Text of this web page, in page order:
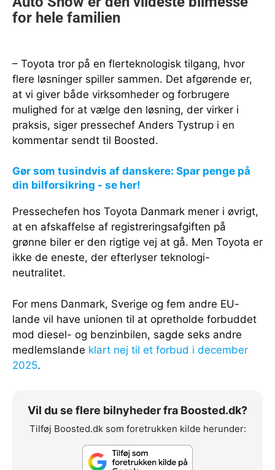
– Toyota tror på en flerteknologisk tilgang, hvor
flere løsninger spiller sammen. Det afgørende er,
at vi giver både virksomheder og forbrugere
mulighed for at vælge den løsning, der virker i
praksis, siger pressechef Anders Tystrup i en
kommentar sendt til Boosted.
Gør som tusindvis af danskere: Spar penge på
din bilforsikring - se her!
Pressechefen hos Toyota Danmark mener i øvrigt,
at en afskaffelse af registreringsafgiften på
grønne biler er den rigtige vej at gå. Men Toyota er
ikke de eneste, der efterlyser teknologi-
neutralitet.
For mens Danmark, Sverige og fem andre EU-
lande vil have unionen til at opretholde forbuddet
mod diesel- og benzinbilen, sagde seks andre
medlemslande klart nej til et forbud i december
2025.
Vil du se flere bilnyheder fra Boosted.dk?
Tilføj Boosted.dk som foretrukken kilde herunder: